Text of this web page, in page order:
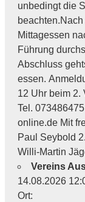
unbedingt die
Mittagessen
Führung
Abschluss
essen.
12 Uhr beim
Tel.
online.de Mit
Paul
Willi-Martin
Vereins
14.08.2026
Ort: